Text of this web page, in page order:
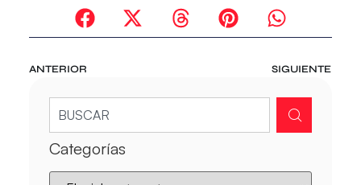
ANTERIOR SIGUIENTE
Categorías